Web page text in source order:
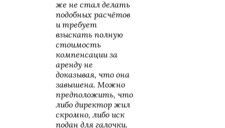
же не стал делать
подобных расчётов
и требует
взыскать полную
стоимость
компенсации за
аренду не
доказывая, что она
завышена. Можно
предположить, что
либо директор жил
скромно, либо иск
подан для галочки.